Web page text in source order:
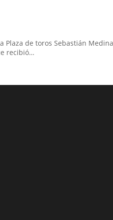
de toros Sebastián
recibió…